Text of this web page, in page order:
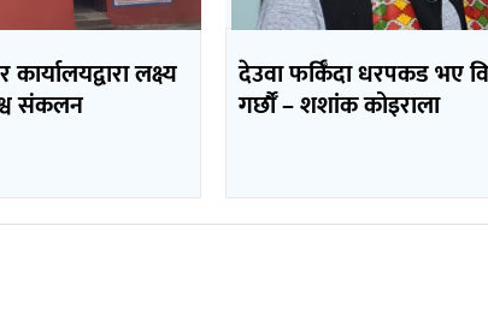
लक्ष्य
संकलन
देउवा फर्किँदा धरपकड भए
गर्छौँं – शशांक कोइराला